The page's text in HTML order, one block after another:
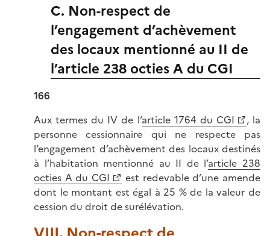
C. Non-respect de
l’engagement d’achèvement
des locaux mentionné au II de
l’article 238 octies A du CGI
166
Aux termes du IV de l’article 1764 du CGI
, la
personne cessionnaire qui ne respecte pas
l’engagement d’achèvement des locaux destinés
à l’habitation mentionné au II de l’article 238
octies A du CGI
est redevable d’une amende
dont le montant est égal à 25 % de la valeur de
cession du droit de surélévation.